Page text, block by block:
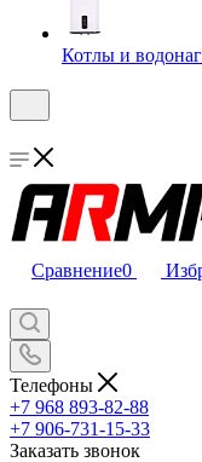
Котлы и
Сравнение0
Телефоны
+7 968 893-82-88
+7 906-731-15-33
Заказать звонок